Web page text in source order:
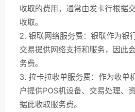
收取的费用，通常由发卡行根据
收取。
2. 银联网络服务费：银联作为银
交易提供网络支持和服务，因此
务费。
3. 拉卡拉收单服务费：作为收单
户提供POS机设备、交易处理、
据此收取服务费。